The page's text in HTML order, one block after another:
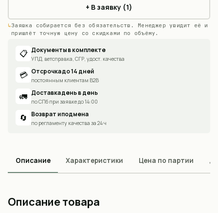
+ В заявку (1)
Заявка собирается без обязательств. Менеджер увидит её и
пришлёт точную цену со скидками по объёму.
📋 Документы в комплекте
УПД, ветсправка, СГР, удост. качества
💳 Отсрочка до 14 дней
постоянным клиентам B2B
🚛 Доставка день в день
по СПб при заявке до 14:00
🔄 Возврат и подмена
по регламенту качества за 24 ч
Описание Характеристики Цена по партии
Описание товара